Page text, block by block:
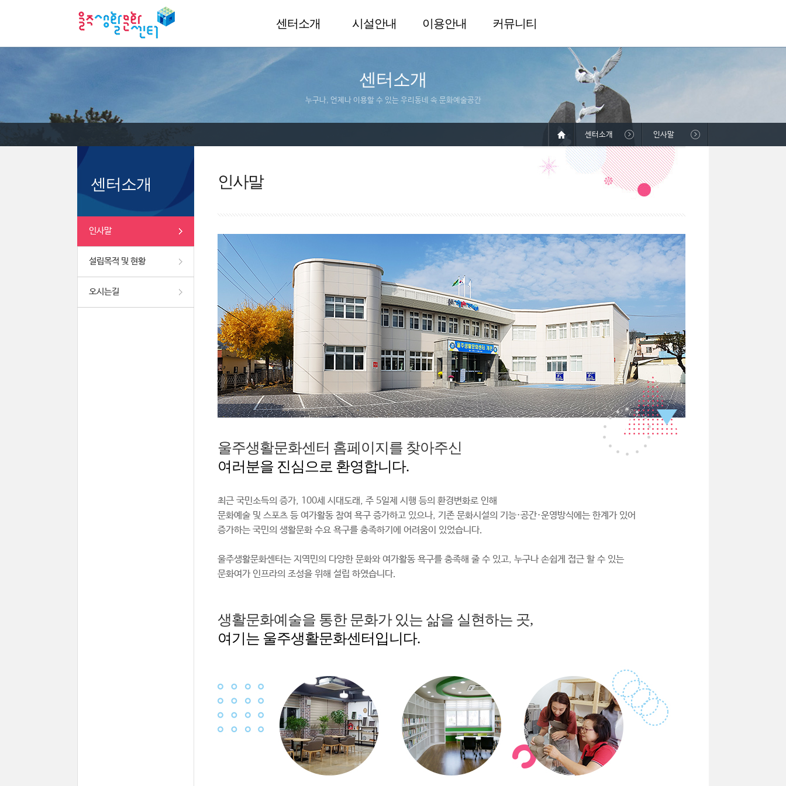
센터소개 시설안내 이용안내 커뮤니티
센터소개
누구나, 언제나 이용할 수 있는 우리동네 속 문화예술공간
센터소개
인사말
설립목적 및 현황
오시는길
센터소개 인사말
인사말
울주생활문화센터 홈페이지를 찾아주신
여러분을 진심으로 환영합니다.
최근 국민소득의 증가, 100세 시대도래, 주 5일제 시행 등의 환경변화로 인해
문화예술 및 스포츠 등 여가활동 참여 욕구 증가하고 있으나, 기존 문화시설의 기능·공간·운영방식에는 한계가 있어
증가하는 국민의 생활문화 수요 욕구를 충족하기에 어려움이 있었습니다.
울주생활문화센터는 지역민의 다양한 문화와 여가활동 욕구를 충족해 줄 수 있고, 누구나 손쉽게 접근 할 수 있는
문화여가 인프라의 조성을 위해 설립 하였습니다.
생활문화예술을 통한 문화가 있는 삶을 실현하는 곳,
여기는 울주생활문화센터입니다.